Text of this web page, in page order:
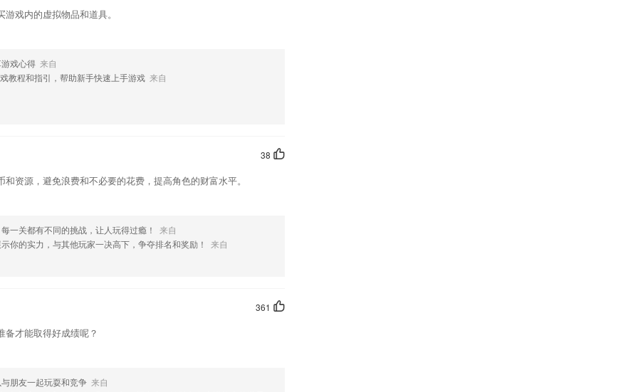
均是纯正地道的，有这样的环境更好学习。
、重难点一键巩固，科学安排学习时间；
了夜间模式，还有更多绝美主题正在形成
更真实；
戏内的虚拟物品和道具。
戏心得 来自
教程和指引，帮助新手快速上手游戏 来自
38
资源，避免浪费和不必要的花费，提高角色的财富水平。
一关都有不同的挑战，让人玩得过瘾！
来自
你的实力，与其他玩家一决高下，争夺排名和奖励！
来自
361
备才能取得好成绩呢？
朋友一起玩耍和竞争 来自